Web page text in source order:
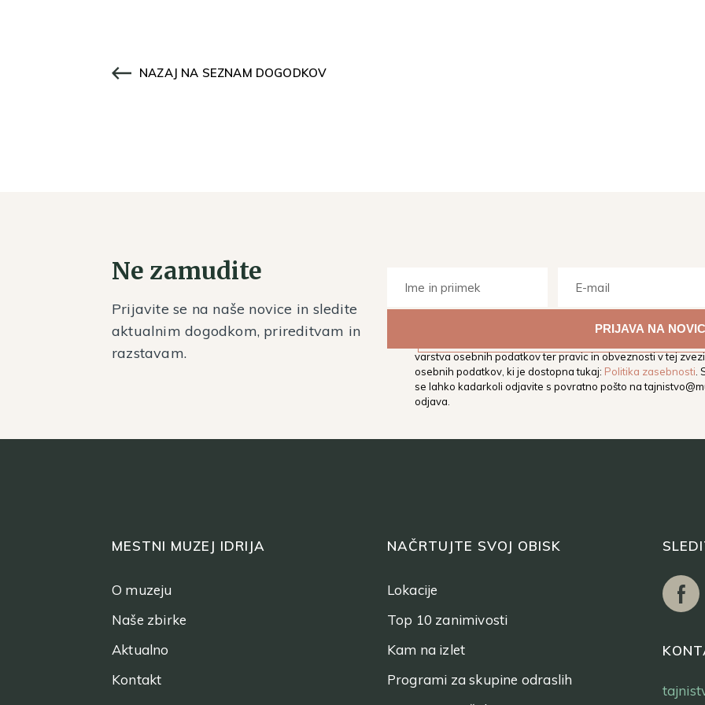
NAZAJ NA SEZNAM DOGODKOV
Ne zamudite
Prijavite se na naše novice in sledite
aktualnim dogodkom, prireditvam in
razstavam.
Z vpisom svojega elektronskega naslova soglašate, da vas
varstva osebnih podatkov ter pravic in obveznosti v tej
osebnih podatkov, ki je dostopna tukaj: Politika zasebnosti
se lahko kadarkoli odjavite s povratno pošto na
odjava.
MESTNI MUZEJ IDRIJA
O muzeju
Naše zbirke
Aktualno
Kontakt
NAČRTUJTE SVOJ OBISK
Lokacije
Top 10 zanimivosti
Kam na izlet
Programi za skupine odraslih